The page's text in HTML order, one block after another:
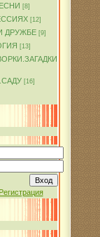
[8]
[12]
ДРУЖБЕ [9]
[13]
[16]
Регистрация